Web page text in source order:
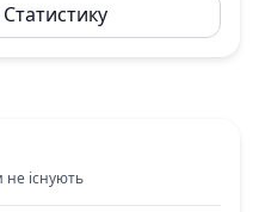
не існують